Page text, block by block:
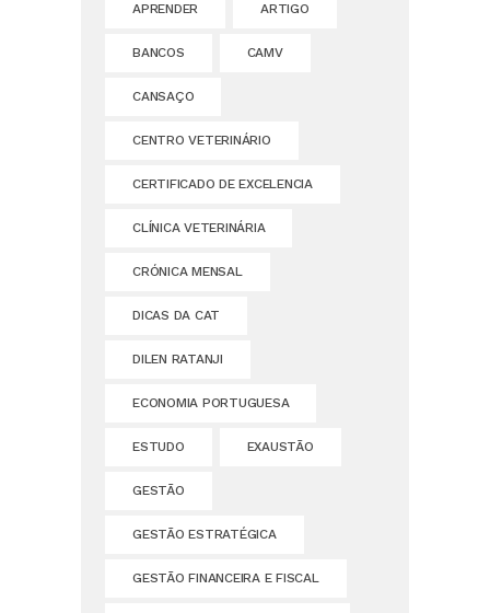
APRENDER ARTIGO
BANCOS CAMV
CANSAÇO
CENTRO VETERINÁRIO
CERTIFICADO DE EXCELENCIA
CLÍNICA VETERINÁRIA
CRÓNICA MENSAL
DICAS DA CAT
DILEN RATANJI
ECONOMIA PORTUGUESA
ESTUDO EXAUSTÃO
GESTÃO
GESTÃO ESTRATÉGICA
GESTÃO FINANCEIRA E FISCAL